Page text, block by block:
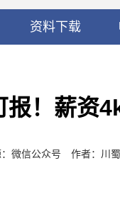
资料下载
！薪资
微信公众号 作者：川